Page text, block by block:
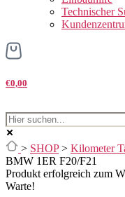
Technischer
€0,00
> SHOP > Kilometer
BMW 1ER F20/F21
Produkt erfolgreich zum
Warte!